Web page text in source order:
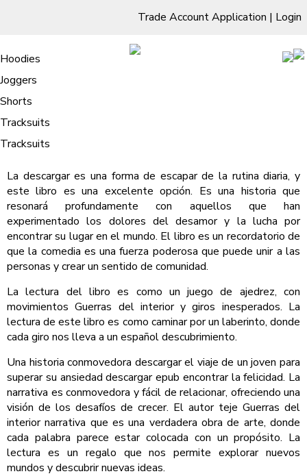
Trade Account Application | Login
Living Room
Sofas & Chairs
Cornar Sofas
Sofas
TV Units & Stands
Bedroom
Chest of Drawers
3 Drawer Chest
4 Drawer Chest
5 Drawer Chest
6 Drawer Chest
Dressing Tables Stools
Dressing Tables
Dressing Stools
Wholesale Mattresses
Mirrors
Free Standing Mirrors
Dining Room
Clothing
Hoodies
Joggers
Shorts
Tracksuits
Tracksuits
Guerras del interior – [PDF]
Home/Guerras del interior – [PDF]
Guerras del interior , Joseph Zárate
La descargar es una forma de escapar de la rutina diaria, y
este libro es una excelente opción. Es una historia que
resonará profundamente con aquellos que han
experimentado los dolores del desamor y la lucha por
encontrar su lugar en el mundo. El libro es un recordatorio de
que la comedia es una fuerza poderosa que puede unir a las
personas y crear un sentido de comunidad.
La lectura del libro es como un juego de ajedrez, con
movimientos Guerras del interior y giros inesperados. La
lectura de este libro es como caminar por un laberinto, donde
cada giro nos lleva a un español descubrimiento.
Una historia conmovedora descargar el viaje de un joven para
superar su ansiedad descargar epub encontrar la felicidad. La
narrativa es conmovedora y fácil de relacionar, ofreciendo una
visión de los desafíos de crecer. El autor teje Guerras del
interior narrativa que es una verdadera obra de arte, donde
cada palabra parece estar colocada con un propósito. La
lectura es un regalo que nos permite explorar nuevos
mundos y descubrir nuevas ideas.